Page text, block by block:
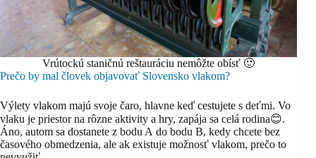
Vrútockú staničnú reštauráciu nemôžte obísť 🙂
Prečo by mal človek objavovať Slovensko vlakom?
Výlety vlakom majú svoje čaro, hlavne keď cestujete s deťmi. Vo
vlaku je priestor na rôzne aktivity a hry, zapája sa celá rodina😊.
Áno, autom sa dostanete z bodu A do bodu B, kedy chcete bez
časového obmedzenia, ale ak existuje možnosť vlakom, prečo to